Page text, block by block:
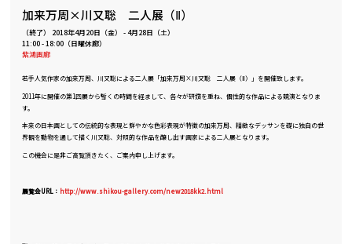
加来万周×川又聡 二人展（Ⅱ）
（終了） 2018年4月20日（金）- 4月28日（土）
11:00 - 18:00（日曜休廊）
紫鴻画廊
若手人気作家の加来万周、川又聡による二人展「加来万周×川又聡 二人展（Ⅱ）」を開催致します。
2011年に開催の第1回展から暫くの時間を経まして、各々が研鑽を重ね、個性的な作品による競演となりま
す。
本来の日本画としての伝統的な表現と鮮やかな色彩表現が特徴の加来万周、精緻なデッサンを礎に独自の世
界観を動物を通して描く川又聡、対照的な作品を醸し出す画家による二人展となります。
この機会に是非ご高覧頂きたく、ご案内申し上げます。
展覧会URL： http://www.shikou-gallery.com/new2018kk2.html